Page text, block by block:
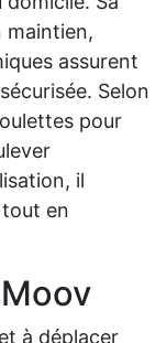
maintien,
assurent
Selon
pour
il
tout en
à déplacer